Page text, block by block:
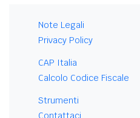
Note Legali
Privacy Policy
CAP Italia
Calcolo Codice Fiscale
Strumenti
Contattaci